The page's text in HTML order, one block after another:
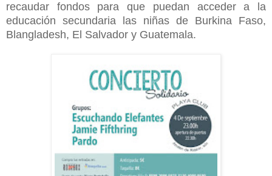
recaudar fondos para que puedan acceder a la
educación secundaria las niñas de Burkina Faso,
Blangladesh, El Salvador y Guatemala.